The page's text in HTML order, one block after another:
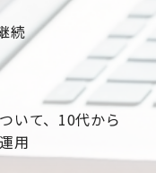
続
いて、10代から
用